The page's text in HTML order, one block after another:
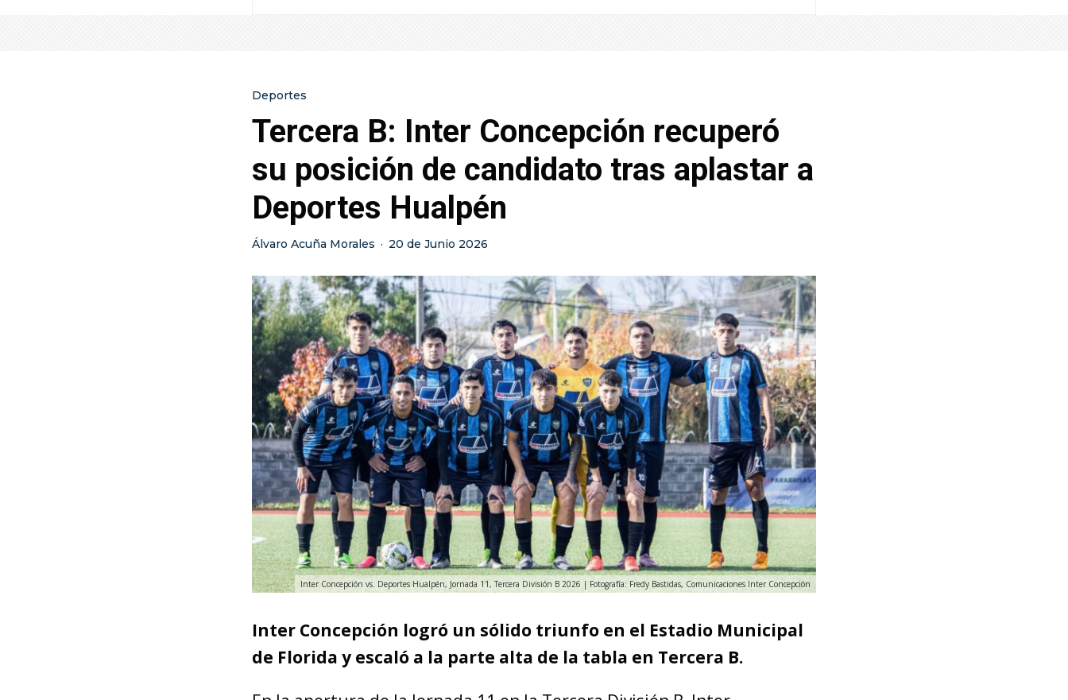
Deportes
Tercera B: Inter Concepción recuperó
su posición de candidato tras aplastar a
Deportes Hualpén
Álvaro Acuña Morales · 20 de Junio 2026
Inter Concepción vs. Deportes Hualpén, Jornada 11, Tercera División B 2026 | Fotografía: Fredy Bastidas, Comunicaciones Inter Concepción
Inter Concepción logró un sólido triunfo en el Estadio Municipal
de Florida y escaló a la parte alta de la tabla en Tercera B.